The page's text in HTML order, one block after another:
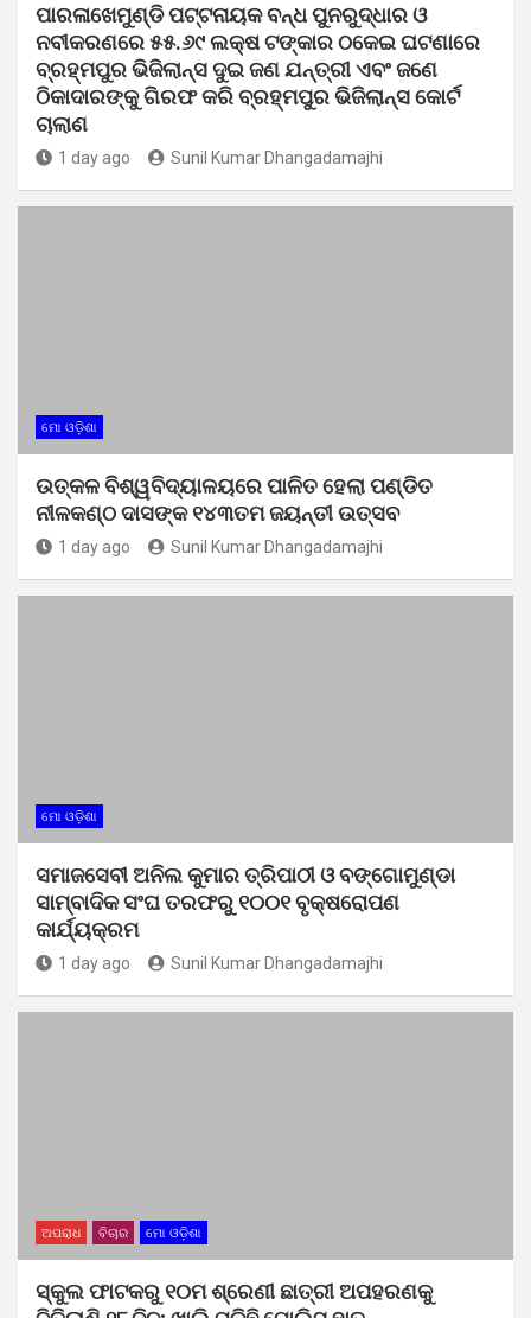
ପାରଳାଖେମୁଣ୍ଡି ପଟ୍ଟନାୟକ ବନ୍ଧ ପୁନରୁଦ୍ଧାର ଓ
ନବୀକରଣରେ ୫୫.୬୯ ଲକ୍ଷ ଟଙ୍କାର ଠକେଇ ଘଟଣାରେ
ବ୍ରହ୍ମପୁର ଭିଜିଲାନ୍ସ ଦୁଇ ଜଣ ଯନ୍ତ୍ରୀ ଏବଂ ଜଣେ
ଠିକାଦାରଙ୍କୁ ଗିରଫ କରି ବ୍ରହ୍ମପୁର ଭିଜିଲାନ୍ସ କୋର୍ଟ
ଚାଲାଣ
1 day ago Sunil Kumar Dhangadamajhi
ମୋ ଓଡ଼ିଶା
ଉତ୍କଳ ବିଶ୍ୱବିଦ୍ୟାଳୟରେ ପାଳିତ ହେଲା ପଣ୍ଡିତ
ନୀଳକଣ୍ଠ ଦାସଙ୍କ ୧୪୩ତମ ଜୟନ୍ତୀ ଉତ୍ସବ
1 day ago Sunil Kumar Dhangadamajhi
ମୋ ଓଡ଼ିଶା
ସମାଜସେବୀ ଅନିଲ କୁମାର ତ୍ରିପାଠୀ ଓ ବଙ୍ଗୋମୁଣ୍ଡା
ସାମ୍ବାଦିକ ସଂଘ ତରଫରୁ ୧୦୦୧ ବୃକ୍ଷରୋପଣ
କାର୍ଯ୍ୟକ୍ରମ
1 day ago Sunil Kumar Dhangadamajhi
ଅପରାଧ ବିଚାର ମୋ ଓଡ଼ିଶା
ସ୍କୁଲ ଫାଟକରୁ ୧୦ମ ଶ୍ରେଣୀ ଛାତ୍ରୀ ଅପହରଣକୁ